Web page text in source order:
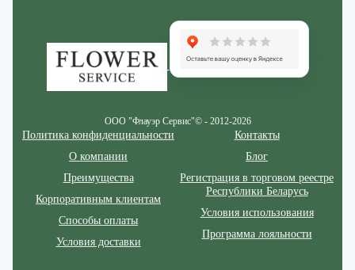
ООО "Флауэр Сервис"© - 2012-2026
Политика конфиденциальности
О компании
Преимущества
Корпоративным клиентам
Способы оплаты
Условия доставки
Контакты
Блог
Регистрация в торговом реестре
Республики Беларусь
Условия использования
Программа лояльности